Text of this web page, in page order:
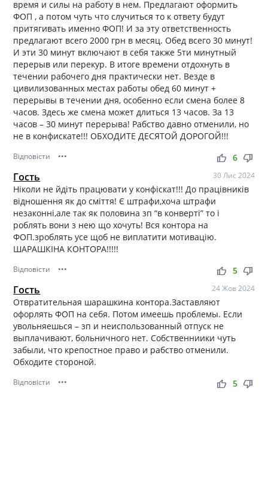
время и силы на работу в нем. Предлагают оформить
ФОП , а потом чуть что случиться то к ответу будут
притягивать именно ФОП! И за эту ответственность
предлагают всего 2000 грн в месяц. Обед всего 30 минут!
И эти 30 минут включают в себя также 5ти минутный
перерыв или перекур. В итоге времени отдохнуть в
течении рабочего дня практически нет. Везде в
цивилизованных местах работы обед 60 минут +
перерывы в течении дня, особенно если смена более 8
часов. Здесь же смена может длиться 13 часов. За 13
часов – 30 минут перерыва! Рабство давно отменили, но
не в конфискате!!! ОБХОДИТЕ ДЕСЯТОЙ ДОРОГОЙ!!!
Відповісти ••• thumb_up thumb_down
6
Гость 30 Лис 2024
Ніколи не йдіть працювати у конфіскат!!! До працівників
відношення як до сміття! Є штрафи,хоча штрафи
незаконні,але так як половина зп “в конверті” то і
роблять вони з нею що хочуть! Вся контора на
ФОП.зроблять усе щоб не виплатити мотивацію.
ШАРАШКІНА КОНТОРА!!!!!
Відповісти ••• thumb_up thumb_down
5
Гость 24 Жов 2024
Отвратительная шарашкина контора.Заставляют
офорлять ФОП на себя. Потом имеешь проблемы. Если
увольняешься – зп и неиспользованный отпуск не
выплачивают, больничного нет. Собственниики чуть
забыли, что крепостное право и рабство отменили.
Обходите стороной.
Відповісти ••• thumb_up thumb_down
5